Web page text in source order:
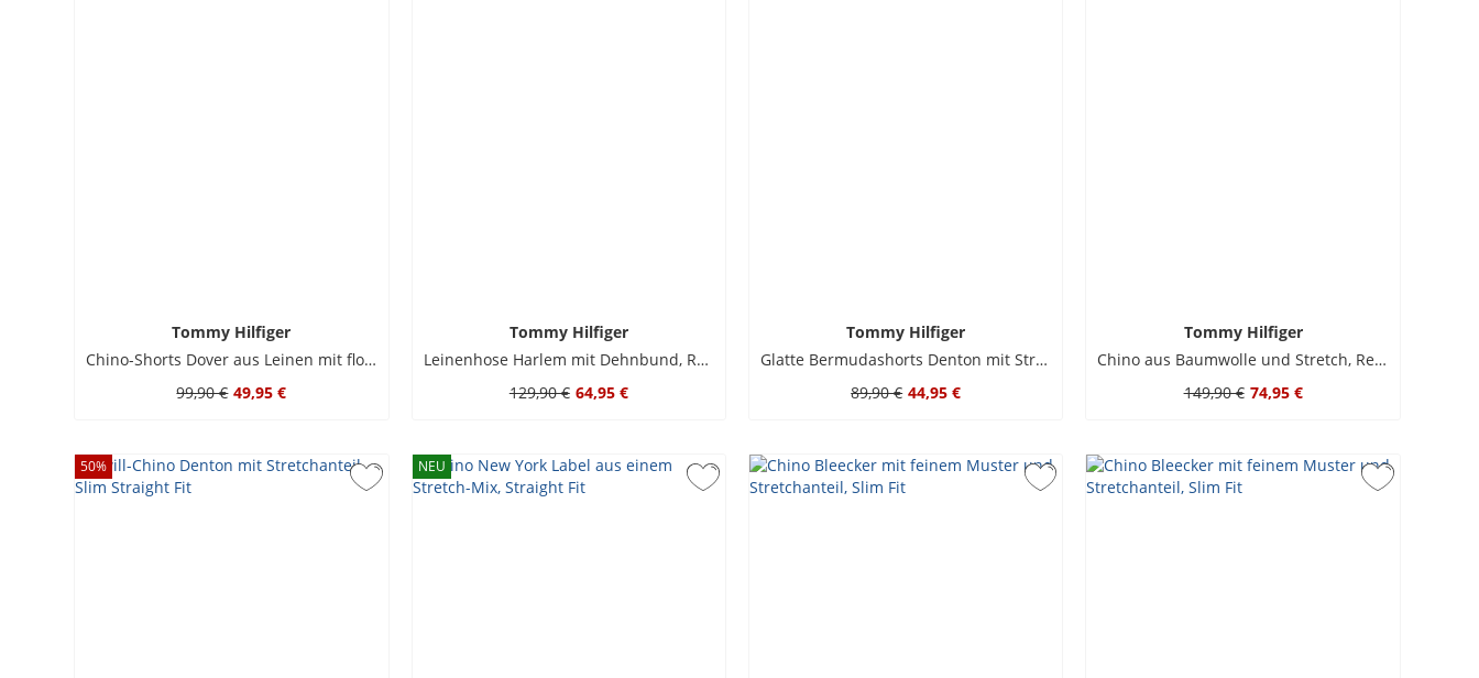
Tommy Hilfiger
Chino-Shorts Dover aus Leinen mit floralem Print
99,90 € 49,95 €
Tommy Hilfiger
Leinenhose Harlem mit Dehnbund, Regular Tapered Fit
129,90 € 64,95 €
Tommy Hilfiger
Glatte Bermudashorts Denton mit Stretch-Anteil, Slim Fit
89,90 € 44,95 €
Tommy Hilfiger
Chino aus Baumwolle und Stretch, Regular Fit
149,90 € 74,95 €
50% NEU